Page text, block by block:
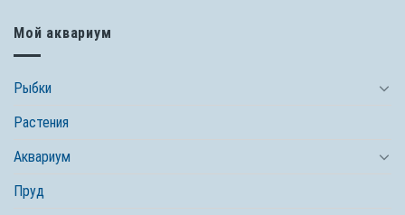
Мой аквариум
Рыбки
Растения
Аквариум
Пруд